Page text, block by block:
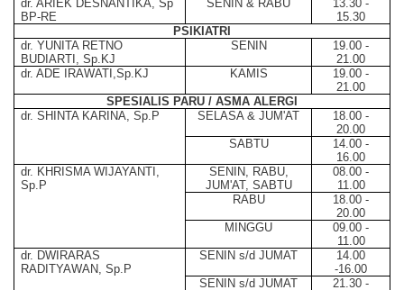
dr. ARIEK DESNANTIKA, Sp
BP-RE
SENIN & RABU
13.30 -
15.30
PSIKIATRI
dr. YUNITA RETNO
BUDIARTI, Sp.KJ
SENIN
19.00 -
21.00
dr. ADE IRAWATI,Sp.KJ
KAMIS
19.00 -
21.00
SPESIALIS PARU / ASMA ALERGI
dr. SHINTA KARINA, Sp.P
SELASA & JUM'AT
18.00 -
20.00
SABTU
14.00 -
16.00
dr. KHRISMA WIJAYANTI,
Sp.P
SENIN, RABU,
JUM'AT, SABTU
08.00 -
11.00
RABU
18.00 -
20.00
MINGGU
09.00 -
11.00
dr. DWIRARAS
RADITYAWAN, Sp.P
SENIN s/d JUMAT
14.00
-16.00
SENIN s/d JUMAT
21.30 -